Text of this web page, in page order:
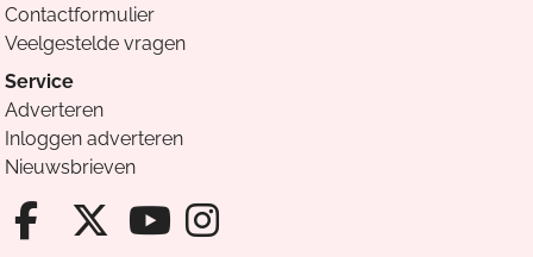
Contactformulier
Veelgestelde vragen
Service
Adverteren
Inloggen adverteren
Nieuwsbrieven
Facebook van Cvandaag
X van Cvandaag
Instagram van